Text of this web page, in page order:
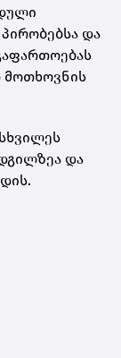
და
მოთხოვნის
და